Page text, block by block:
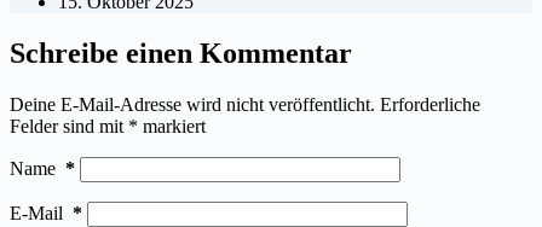
Schreibe einen Kommentar
Deine E-Mail-Adresse wird nicht veröffentlicht. Erforderliche
Felder sind mit * markiert
Name *
E-Mail *